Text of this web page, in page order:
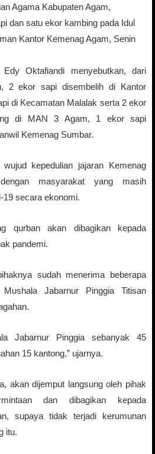
Agama Kabupaten Agam,
dan satu ekor kambing pada Idul
Kantor Kemenag Agam, Senin
Oktafiandi menyebutkan, dari
2 ekor sapi disembelih di Kantor
di Kecamatan Malalak serta 2 ekor
di MAN 3 Agam, 1 ekor sapi
Kemenag Sumbar.
kepedulian jajaran Kemenag
masyarakat yang masih
19 secara ekonomi.
qurban akan dibagikan kepada
pandemi.
sudah menerima beberapa
Jabarnur Pinggia Titisan
Jabarnur Pinggia sebanyak 45
15 kantong,” ujarnya.
akan dijemput langsung oleh pihak
dan dibagikan kepada
supaya tidak terjadi kerumunan
itu.